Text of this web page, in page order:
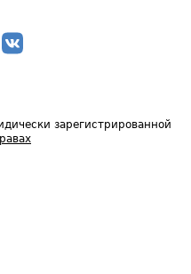
зарегистрированной